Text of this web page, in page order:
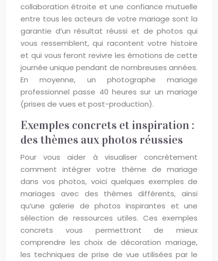
collaboration étroite et une confiance mutuelle
entre tous les acteurs de votre mariage sont la
garantie d’un résultat réussi et de photos qui
vous ressemblent, qui racontent votre histoire
et qui vous feront revivre les émotions de cette
journée unique pendant de nombreuses années.
En moyenne, un photographe mariage
professionnel passe 40 heures sur un mariage
(prises de vues et post-production).
Exemples concrets et inspiration :
des thèmes aux photos réussies
Pour vous aider à visualiser concrètement
comment intégrer votre thème de mariage
dans vos photos, voici quelques exemples de
mariages avec des thèmes différents, ainsi
qu’une galerie de photos inspirantes et une
sélection de ressources utiles. Ces exemples
concrets vous permettront de mieux
comprendre les choix de décoration mariage,
les techniques de prise de vue utilisées par le